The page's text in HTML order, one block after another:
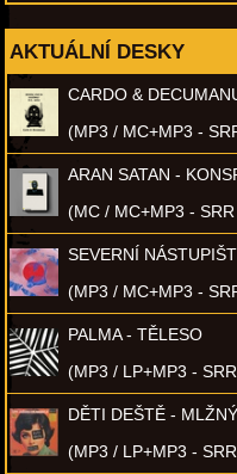
AKTUÁLNÍ DESKY
CARDO &
(MP3 / MC+MP3 -
ARAN SATAN -
(MC / MC+MP3 -
SEVERNÍ
(MP3 / MC+MP3 -
PALMA - TĚLESO
(MP3 / LP+MP3 -
DĚTI DEŠTĚ -
(MP3 / LP+MP3 -